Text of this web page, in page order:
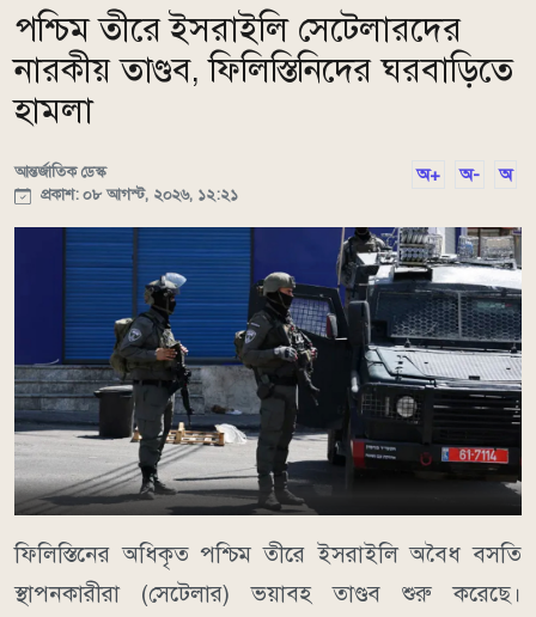
পশ্চিম তীরে ইসরাইলি সেটেলারদের
নারকীয় তাণ্ডব, ফিলিস্তিনিদের ঘরবাড়িতে
হামলা
আন্তর্জাতিক ডেস্ক
প্রকাশ: ০৮ আগস্ট, ২০২৬, ১২:২১
অ+ অ- অ
ফিলিস্তিনের অধিকৃত পশ্চিম তীরে ইসরাইলি অবৈধ বসতি
স্থাপনকারীরা (সেটেলার) ভয়াবহ তাণ্ডব শুরু করেছে।